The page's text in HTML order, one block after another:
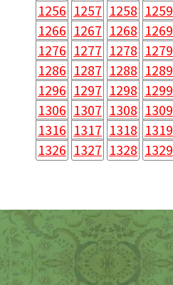
1256 1257 1258 1259
1266 1267 1268 1269
1276 1277 1278 1279
1286 1287 1288 1289
1296 1297 1298 1299
1306 1307 1308 1309
1316 1317 1318 1319
1326 1327 1328 1329